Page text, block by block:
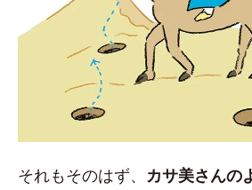
それもそのはず、 カサ美さんの